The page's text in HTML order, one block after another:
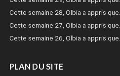
Cette semaine 28, Olbia a appris que…
Cette semaine 27, Olbia a appris que…
Cette semaine 26, Olbia a appris que…
PLAN DU SITE